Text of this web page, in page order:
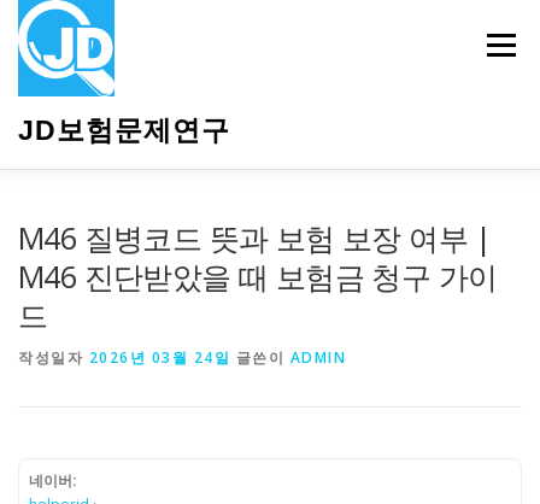
JD보험문제연구
메뉴
M46 질병코드 뜻과 보험 보장 여부 |
M46 진단받았을 때 보험금 청구 가이
드
작성일자 2026년 03월 24일 글쓴이 ADMIN
네이버: